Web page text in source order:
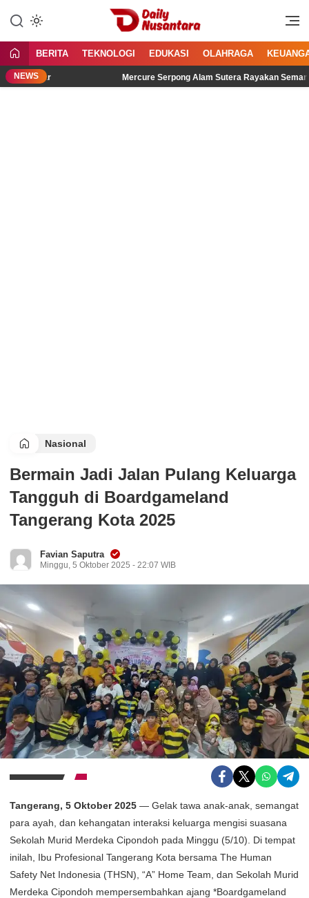
konten
Daily Nusantara
Menyajikan Fakta, Menginspirasi
BERITA TEKNOLOGI EDUKASI OLAHRAGA
NEWS Mercure Serpong Alam Sutera Rayakan Semangat
Nasional
Bermain Jadi Jalan Pulang Keluarga
Tangguh di Boardgameland
Tangerang Kota 2025
Favian Saputra
Minggu, 5 Oktober 2025 - 22:07 WIB
Tangerang, 5 Oktober 2025 — Gelak tawa anak-anak, semangat
para ayah, dan kehangatan interaksi keluarga mengisi suasana
Sekolah Murid Merdeka Cipondoh pada Minggu (5/10). Di tempat
inilah, Ibu Profesional Tangerang Kota bersama The Human
Safety Net Indonesia (THSN), “A” Home Team, dan Sekolah Murid
Merdeka Cipondoh mempersembahkan ajang *Boardgameland